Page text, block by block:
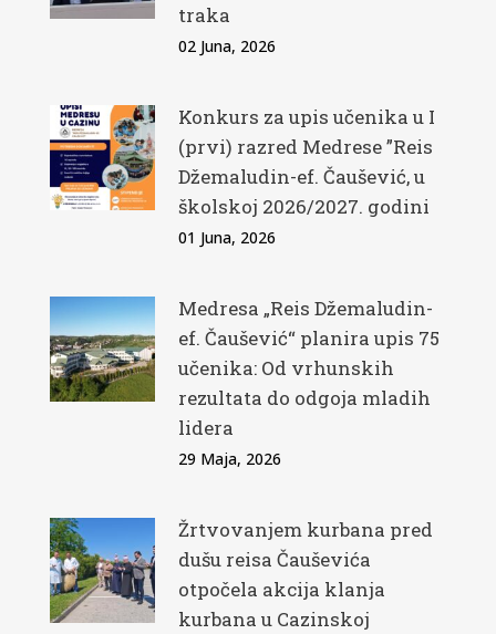
traka
02 Juna, 2026
Konkurs za upis učenika u I
(prvi) razred Medrese ”Reis
Džemaludin-ef. Čaušević, u
školskoj 2026/2027. godini
01 Juna, 2026
Medresa „Reis Džemaludin-
ef. Čaušević“ planira upis 75
učenika: Od vrhunskih
rezultata do odgoja mladih
lidera
29 Maja, 2026
Žrtvovanjem kurbana pred
dušu reisa Čauševića
otpočela akcija klanja
kurbana u Cazinskoj